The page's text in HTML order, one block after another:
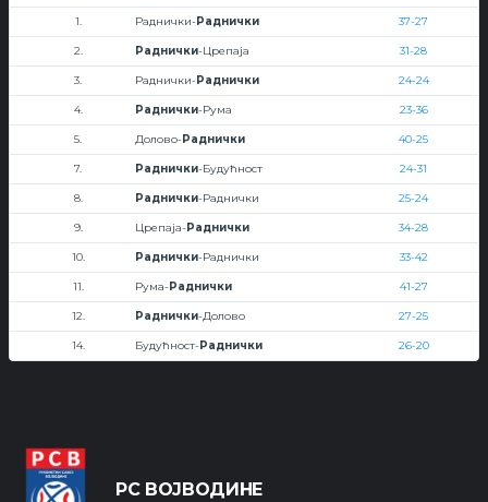
1. Раднички-Раднички 37-27
2. Раднички-Црепаја 31-28
3. Раднички-Раднички 24-24
4. Раднички-Рума 23-36
5. Долово-Раднички 40-25
7. Раднички-Будућност 24-31
8. Раднички-Раднички 25-24
9. Црепаја-Раднички 34-28
10. Раднички-Раднички 33-42
11. Рума-Раднички 41-27
12. Раднички-Долово 27-25
14. Будућност-Раднички 26-20
РС ВОЈВОДИНЕ